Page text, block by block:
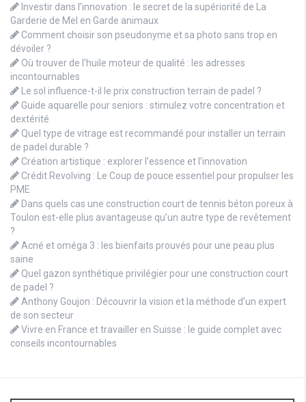
Investir dans l’innovation : le secret de la supériorité de La
Garderie de Mel en Garde animaux
Comment choisir son pseudonyme et sa photo sans trop en
dévoiler ?
Où trouver de l’huile moteur de qualité : les adresses
incontournables
Le sol influence-t-il le prix construction terrain de padel ?
Guide aquarelle pour seniors : stimulez votre concentration et
dextérité
Quel type de vitrage est recommandé pour installer un terrain
de padel durable ?
Création artistique : explorer l’essence et l’innovation
Crédit Revolving : Le Coup de pouce essentiel pour propulser les
PME
Dans quels cas une construction court de tennis béton poreux à
Toulon est-elle plus avantageuse qu’un autre type de revêtement
?
Acné et oméga 3 : les bienfaits prouvés pour une peau plus
saine
Quel gazon synthétique privilégier pour une construction court
de padel ?
Anthony Goujon : Découvrir la vision et la méthode d’un expert
de son secteur
Vivre en France et travailler en Suisse : le guide complet avec
conseils incontournables